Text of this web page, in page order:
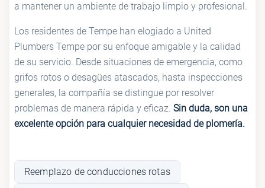
a mantener un ambiente de trabajo limpio y profesional.
Los residentes de Tempe han elogiado a United
Plumbers Tempe por su enfoque amigable y la calidad
de su servicio. Desde situaciones de emergencia, como
grifos rotos o desagües atascados, hasta inspecciones
generales, la compañía se distingue por resolver
problemas de manera rápida y eficaz. Sin duda, son una
excelente opción para cualquier necesidad de plomería.
Reemplazo de conducciones rotas